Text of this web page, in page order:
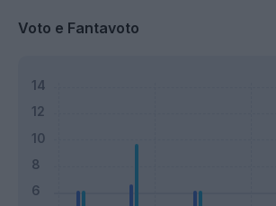
Voto e Fantavoto